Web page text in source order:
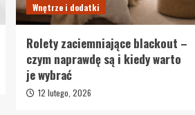
Wnętrze i dodatki
Rolety zaciemniające blackout –
czym naprawdę są i kiedy warto
je wybrać
12 lutego, 2026